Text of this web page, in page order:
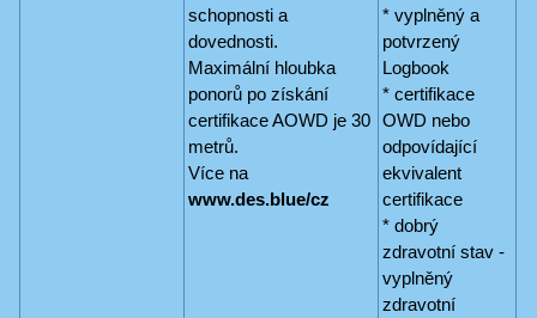
schopnosti a
dovednosti.
Maximální hloubka
ponorů po získání
certifikace AOWD je 30
metrů.
Více na
www.des.blue/cz
* vyplněný a
potvrzený
Logbook
* certifikace
OWD nebo
odpovídající
ekvivalent
certifikace
* dobrý
zdravotní stav -
vyplněný
zdravotní